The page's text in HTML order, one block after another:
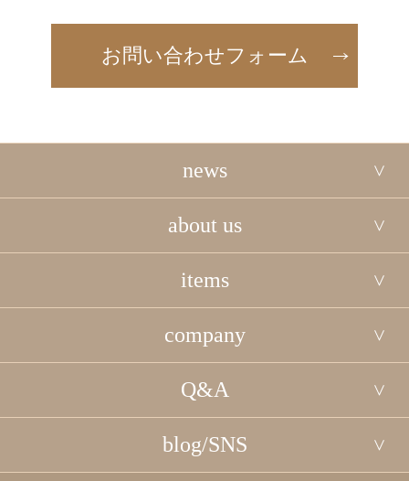
お問い合わせフォーム
news
about us
items
company
Q&A
blog/SNS